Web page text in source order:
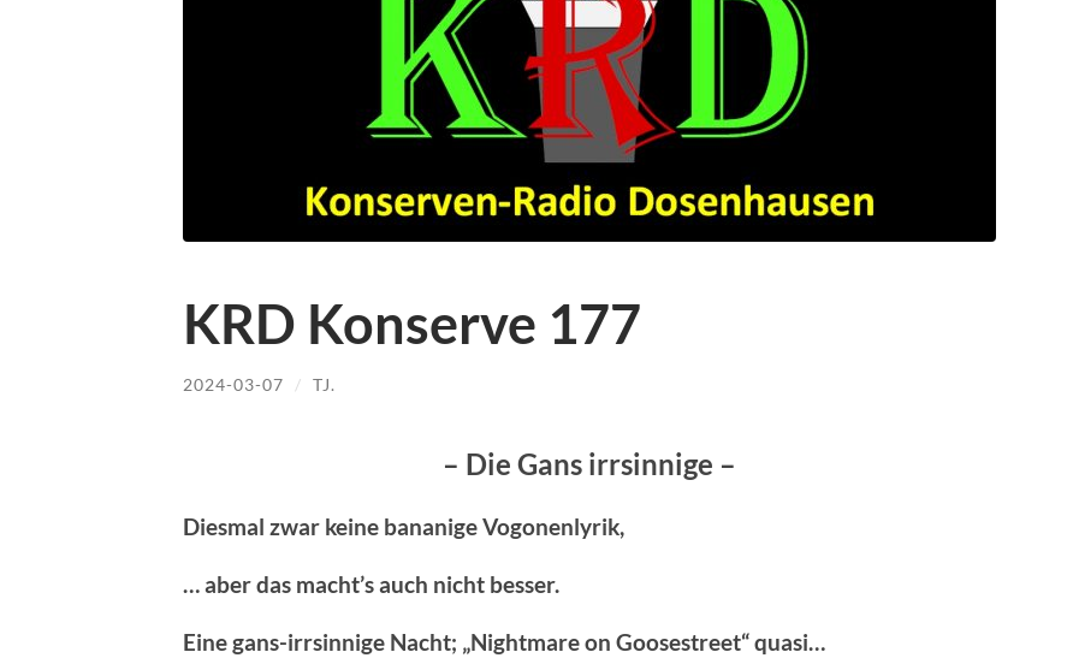
KRD Konserve 177
2024-03-07 / TJ.
– Die Gans irrsinnige –
Diesmal zwar keine bananige Vogonenlyrik,
… aber das macht’s auch nicht besser.
Eine gans-irrsinnige Nacht; „Nightmare on Goosestreet“ quasi…